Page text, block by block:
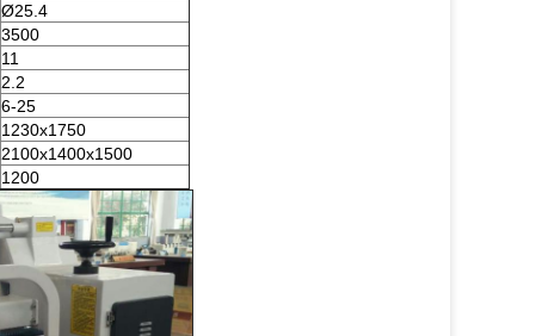
Ø25.4
3500
11
2.2
6-25
1230x1750
2100x1400x1500
1200